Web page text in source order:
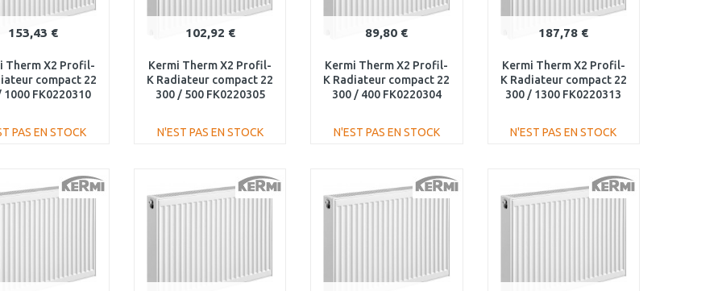
153,43 €
Therm X2 Profil-
compact 22
1000 FK0220310
PAS EN STOCK
Au comparatif
102,92 €
Kermi Therm X2 Profil-
K Radiateur compact 22
300 / 500 FK0220305
N'EST PAS EN STOCK
Au comparatif
89,80 €
Kermi Therm X2 Profil-
K Radiateur compact 22
300 / 400 FK0220304
N'EST PAS EN STOCK
Au comparatif
187,78 €
Kermi Therm X2 Profil-
K Radiateur compact 22
300 / 1300 FK0220313
N'EST PAS EN STOCK
Au comparatif